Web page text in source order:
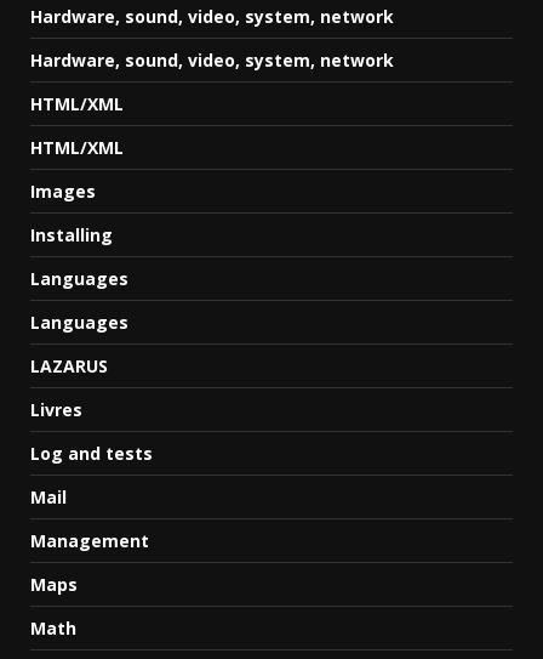
Hardware, sound, video, system, network
Hardware, sound, video, system, network
HTML/XML
HTML/XML
Images
Installing
Languages
Languages
LAZARUS
Livres
Log and tests
Mail
Management
Maps
Math